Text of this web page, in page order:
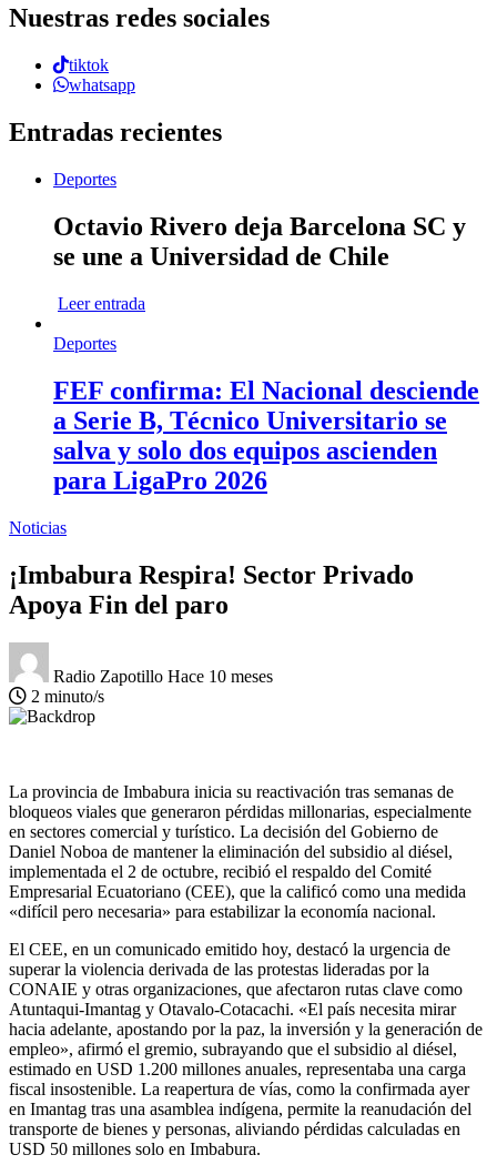
Nuestras redes sociales
tiktok
whatsapp
Entradas recientes
Deportes
Octavio Rivero deja Barcelona SC y
se une a Universidad de Chile
Leer entrada
Deportes
FEF confirma: El Nacional desciende
a Serie B, Técnico Universitario se
salva y solo dos equipos ascienden
para LigaPro 2026
Noticias
¡Imbabura Respira! Sector Privado
Apoya Fin del paro
Radio Zapotillo Hace 10 meses
2 minuto/s
La provincia de Imbabura inicia su reactivación tras semanas de
bloqueos viales que generaron pérdidas millonarias, especialmente
en sectores comercial y turístico. La decisión del Gobierno de
Daniel Noboa de mantener la eliminación del subsidio al diésel,
implementada el 2 de octubre, recibió el respaldo del Comité
Empresarial Ecuatoriano (CEE), que la calificó como una medida
«difícil pero necesaria» para estabilizar la economía nacional.
El CEE, en un comunicado emitido hoy, destacó la urgencia de
superar la violencia derivada de las protestas lideradas por la
CONAIE y otras organizaciones, que afectaron rutas clave como
Atuntaqui-Imantag y Otavalo-Cotacachi. «El país necesita mirar
hacia adelante, apostando por la paz, la inversión y la generación de
empleo», afirmó el gremio, subrayando que el subsidio al diésel,
estimado en USD 1.200 millones anuales, representaba una carga
fiscal insostenible. La reapertura de vías, como la confirmada ayer
en Imantag tras una asamblea indígena, permite la reanudación del
transporte de bienes y personas, aliviando pérdidas calculadas en
USD 50 millones solo en Imbabura.